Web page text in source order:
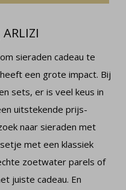
sieraden cadeau te
een grote impact. Bij
sets, er is veel keus in
uitstekende prijs-
naar sieraden met
met een klassiek
zoetwater parels of
juiste cadeau. En